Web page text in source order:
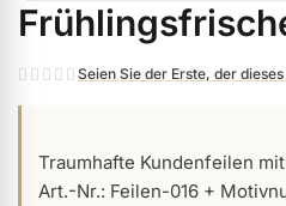
Gel Polish anzeigen
Nagellack & Flüssigkeiten
Zum
Anfang
der
Bildgalerie
Seien Sie der Erste, der
Traumhafte Kundenfeilen
Art.-Nr.: Feilen-016 +